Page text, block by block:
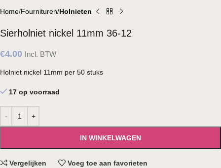
Home Fournituren Holnieten
Sierholniet nickel 11mm 36-12
€4.00 Incl. BTW
Holniet nickel 11mm per 50 stuks
17 op voorraad
IN WINKELWAGEN
Vergelijken Voeg toe aan favorieten